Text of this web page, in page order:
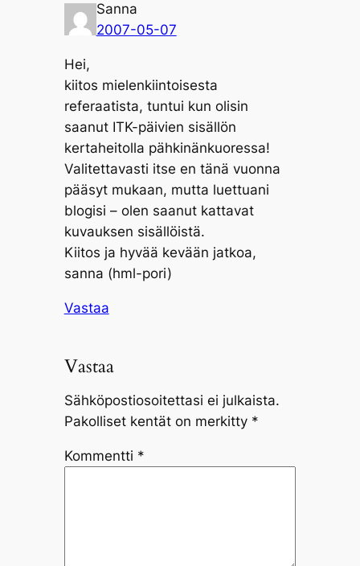
Sanna
2007-05-07
Hei,
kiitos mielenkiintoisesta
referaatista, tuntui kun olisin
saanut ITK-päivien sisällön
kertaheitolla pähkinänkuoressa!
Valitettavasti itse en tänä vuonna
pääsyt mukaan, mutta luettuani
blogisi – olen saanut kattavat
kuvauksen sisällöistä.
Kiitos ja hyvää kevään jatkoa,
sanna (hml-pori)
Vastaa
Vastaa
Sähköpostiosoitettasi ei julkaista.
Pakolliset kentät on merkitty *
Kommentti *